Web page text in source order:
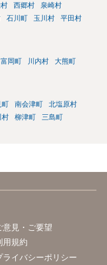
西郷村
泉崎村
石川町 玉川村
平田村
富岡町 川内村
大熊町
町 南会津町
北塩原村
村 柳津町
三島町
意見・ご要望
用規約
ライバシーポリシー